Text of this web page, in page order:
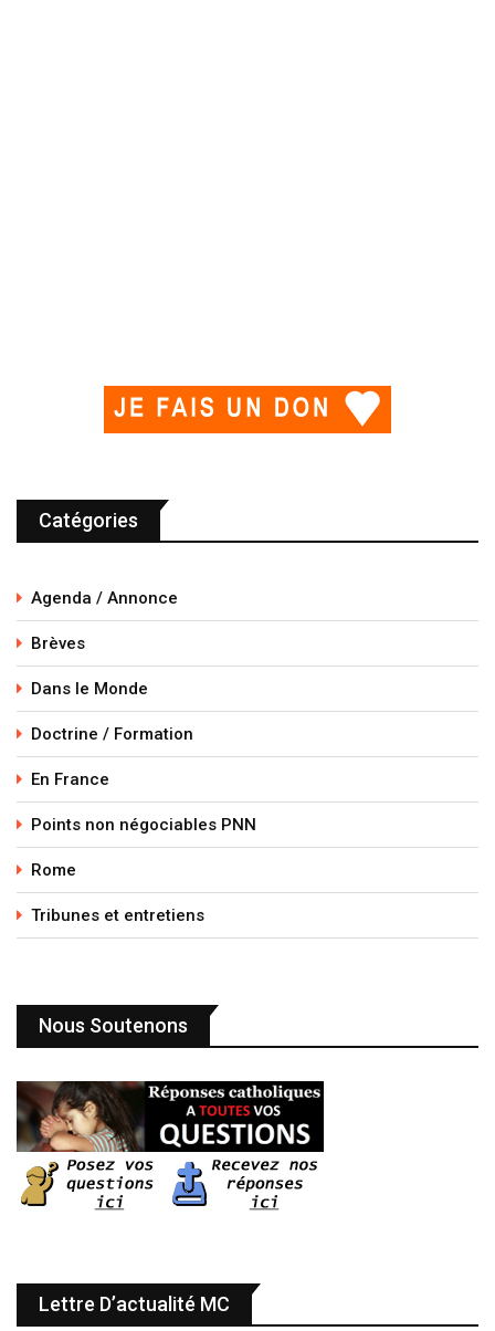
Catégories
Agenda / Annonce
Brèves
Dans le Monde
Doctrine / Formation
En France
Points non négociables PNN
Rome
Tribunes et entretiens
Nous Soutenons
Lettre D’actualité MC